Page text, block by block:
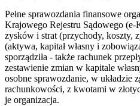
Pełne sprawozdania finansowe
Krajowego Rejestru Sądowego
zysków i strat (przychody, koszty,
(aktywa, kapitał własny i
sporządziła - także rachunek
zestawienie zmian w kapitale
osobne sprawozdanie, w układzie
rachunkowości, z kwotami w
je organizacja.